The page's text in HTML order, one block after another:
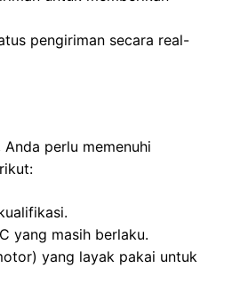
pengiriman secara real-
perlu memenuhi
yang masih berlaku.
yang layak pakai untuk